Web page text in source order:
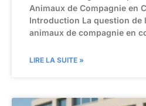
Animaux de Compagnie en
Introduction La question de
animaux de compagnie en
LIRE LA SUITE »